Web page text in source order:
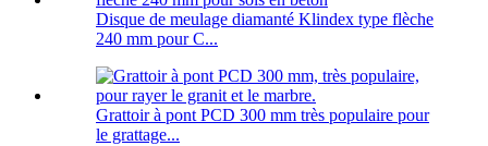
Disque de meulage diamanté Klindex type flèche
240 mm pour C...
Grattoir à pont PCD 300 mm très populaire pour
le grattage...